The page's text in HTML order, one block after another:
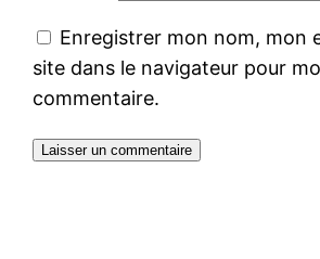
Enregistrer mon nom, mon
site dans le navigateur pour
commentaire.